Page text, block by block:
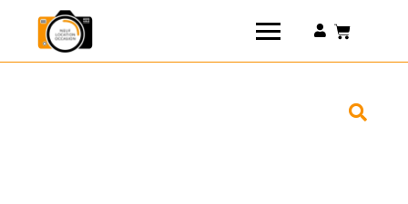
Connexion